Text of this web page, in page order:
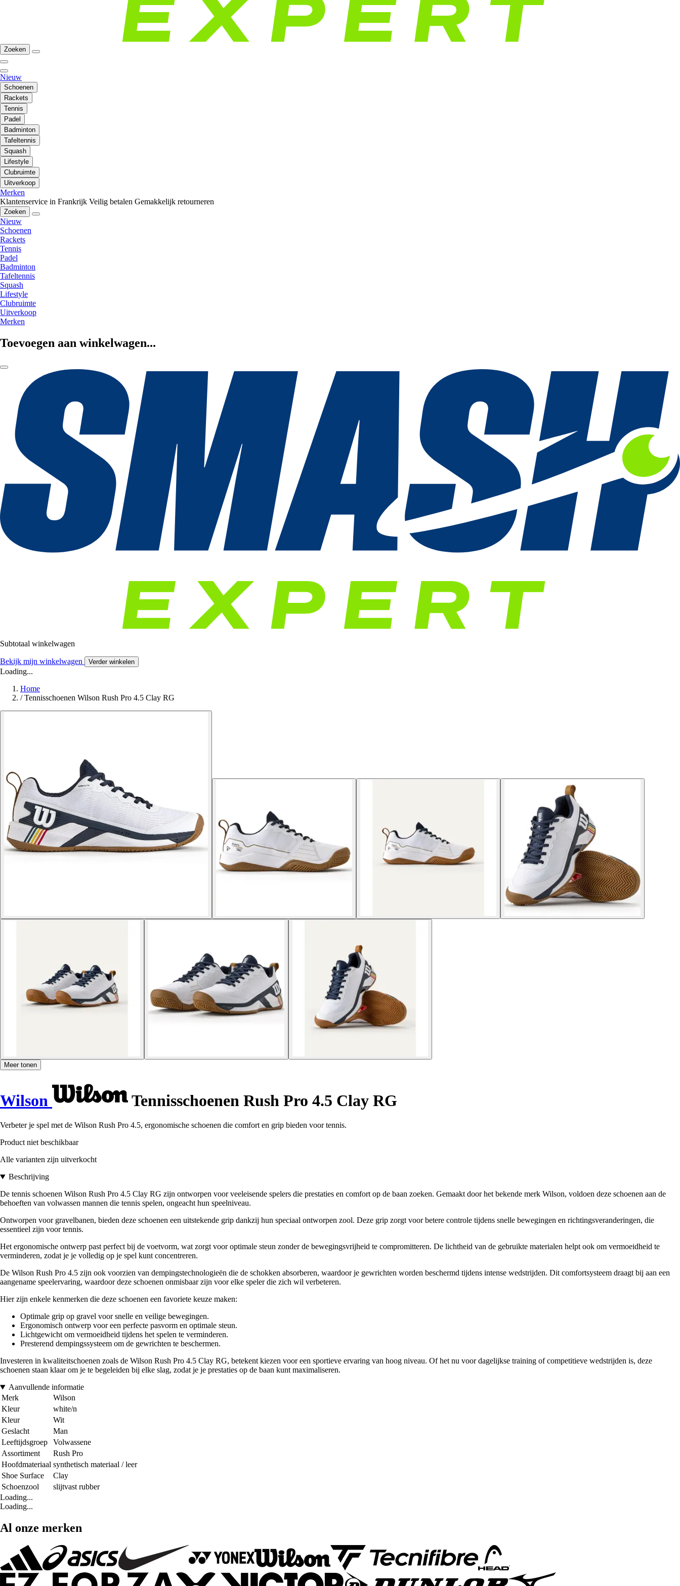
Zoeken
Nieuw
Schoenen
Rackets
Tennis
Padel
Badminton
Tafeltennis
Squash
Lifestyle
Clubruimte
Uitverkoop
Merken
Klantenservice in Frankrijk Veilig betalen Gemakkelijk retourneren
Zoeken
Nieuw
Schoenen
Rackets
Tennis
Padel
Badminton
Tafeltennis
Squash
Lifestyle
Clubruimte
Uitverkoop
Merken
Toevoegen aan winkelwagen...
Subtotaal winkelwagen
Bekijk mijn winkelwagen Verder winkelen
Loading...
Home
/ Tennisschoenen Wilson Rush Pro 4.5 Clay RG
Meer tonen
Wilson Tennisschoenen Rush Pro 4.5 Clay RG
Verbeter je spel met de Wilson Rush Pro 4.5, ergonomische schoenen die comfort en grip bieden voor tennis.
Product niet beschikbaar
Alle varianten zijn uitverkocht
Beschrijving
De tennis schoenen Wilson Rush Pro 4.5 Clay RG zijn ontworpen voor veeleisende spelers die prestaties en comfort op de baan zoeken. Gemaakt door het bekende merk Wilson, voldoen deze schoenen aan de
behoeften van volwassen mannen die tennis spelen, ongeacht hun speelniveau.
Ontworpen voor gravelbanen, bieden deze schoenen een uitstekende grip dankzij hun speciaal ontworpen zool. Deze grip zorgt voor betere controle tijdens snelle bewegingen en richtingsveranderingen, die
essentieel zijn voor tennis.
Het ergonomische ontwerp past perfect bij de voetvorm, wat zorgt voor optimale steun zonder de bewegingsvrijheid te compromitteren. De lichtheid van de gebruikte materialen helpt ook om vermoeidheid te
verminderen, zodat je je volledig op je spel kunt concentreren.
De Wilson Rush Pro 4.5 zijn ook voorzien van dempingstechnologieën die de schokken absorberen, waardoor je gewrichten worden beschermd tijdens intense wedstrijden. Dit comfortsysteem draagt bij aan een
aangename speelervaring, waardoor deze schoenen onmisbaar zijn voor elke speler die zich wil verbeteren.
Hier zijn enkele kenmerken die deze schoenen een favoriete keuze maken:
Optimale grip op gravel voor snelle en veilige bewegingen.
Ergonomisch ontwerp voor een perfecte pasvorm en optimale steun.
Lichtgewicht om vermoeidheid tijdens het spelen te verminderen.
Presterend dempingssysteem om de gewrichten te beschermen.
Investeren in kwaliteitschoenen zoals de Wilson Rush Pro 4.5 Clay RG, betekent kiezen voor een sportieve ervaring van hoog niveau. Of het nu voor dagelijkse training of competitieve wedstrijden is, deze
schoenen staan klaar om je te begeleiden bij elke slag, zodat je je prestaties op de baan kunt maximaliseren.
Aanvullende informatie
Merk
Wilson
Kleur
white/n
Kleur
Wit
Geslacht
Man
Leeftijdsgroep
Volwassene
Assortiment
Rush Pro
Hoofdmateriaal synthetisch materiaal / leer
Shoe Surface
Clay
Schoenzool
slijtvast rubber
Loading...
Loading...
Al onze merken